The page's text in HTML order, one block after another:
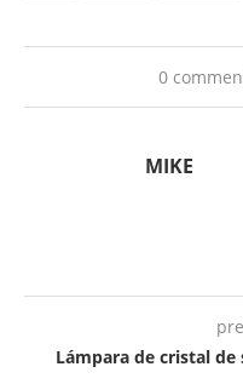
0
MIKE
Lámpara de cristal de